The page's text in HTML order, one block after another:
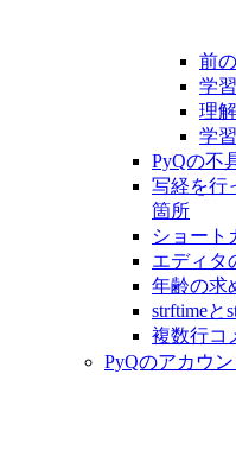
前
学
理
学
PyQの不
写経を行
箇所
ショート
エディタ
年齢の求
strftimeと
複数行コ
PyQのアカウ